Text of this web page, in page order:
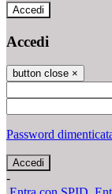
Accedi
Accedi
button close ×
Password
-